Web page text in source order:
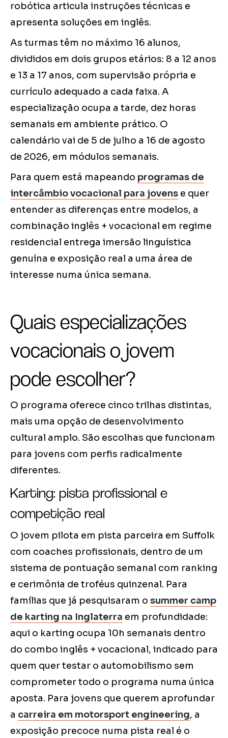
robótica articula instruções técnicas e
apresenta soluções em inglês.
As turmas têm no máximo 16 alunos,
divididos em dois grupos etários: 8 a 12 anos
e 13 a 17 anos, com supervisão própria e
currículo adequado a cada faixa. A
especialização ocupa a tarde, dez horas
semanais em ambiente prático. O
calendário vai de 5 de julho a 16 de agosto
de 2026, em módulos semanais.
Para quem está mapeando programas de
intercâmbio vocacional para jovens e quer
entender as diferenças entre modelos, a
combinação inglês + vocacional em regime
residencial entrega imersão linguística
genuína e exposição real a uma área de
interesse numa única semana.
Quais especializações
vocacionais o jovem
pode escolher?
O programa oferece cinco trilhas distintas,
mais uma opção de desenvolvimento
cultural amplo. São escolhas que funcionam
para jovens com perfis radicalmente
diferentes.
Karting: pista profissional e
competição real
O jovem pilota em pista parceira em Suffolk
com coaches profissionais, dentro de um
sistema de pontuação semanal com ranking
e cerimônia de troféus quinzenal. Para
famílias que já pesquisaram o summer camp
de karting na Inglaterra em profundidade:
aqui o karting ocupa 10h semanais dentro
do combo inglês + vocacional, indicado para
quem quer testar o automobilismo sem
comprometer todo o programa numa única
aposta. Para jovens que querem aprofundar
a carreira em motorsport engineering, a
exposição precoce numa pista real é o